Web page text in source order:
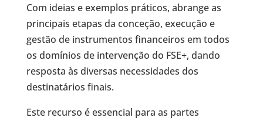
Com ideias e exemplos práticos, abrange as
principais etapas da conceção, execução e
gestão de instrumentos financeiros em todos
os domínios de intervenção do FSE+, dando
resposta às diversas necessidades dos
destinatários finais.
Este recurso é essencial para as partes